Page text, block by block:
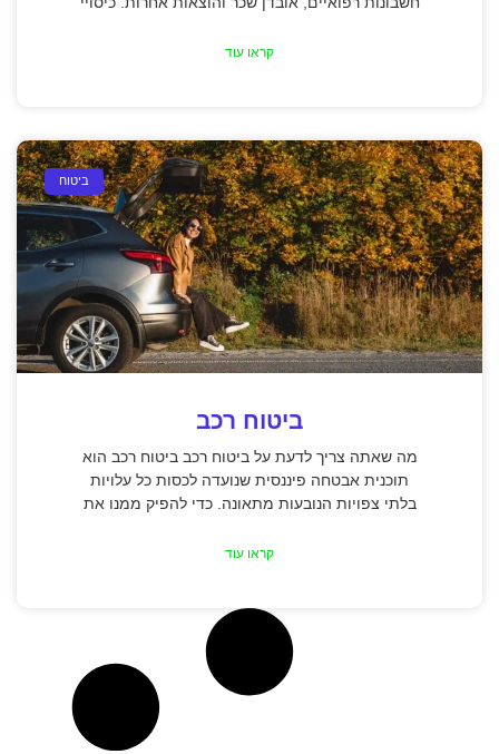
קראו עוד
ביטוח
ביטוח רכב
מה שאתה צריך לדעת על ביטוח רכב ביטוח רכב הוא
תוכנית אבטחה פיננסית שנועדה לכסות כל עלויות
בלתי צפויות הנובעות מתאונה. כדי להפיק ממנו את
קראו עוד